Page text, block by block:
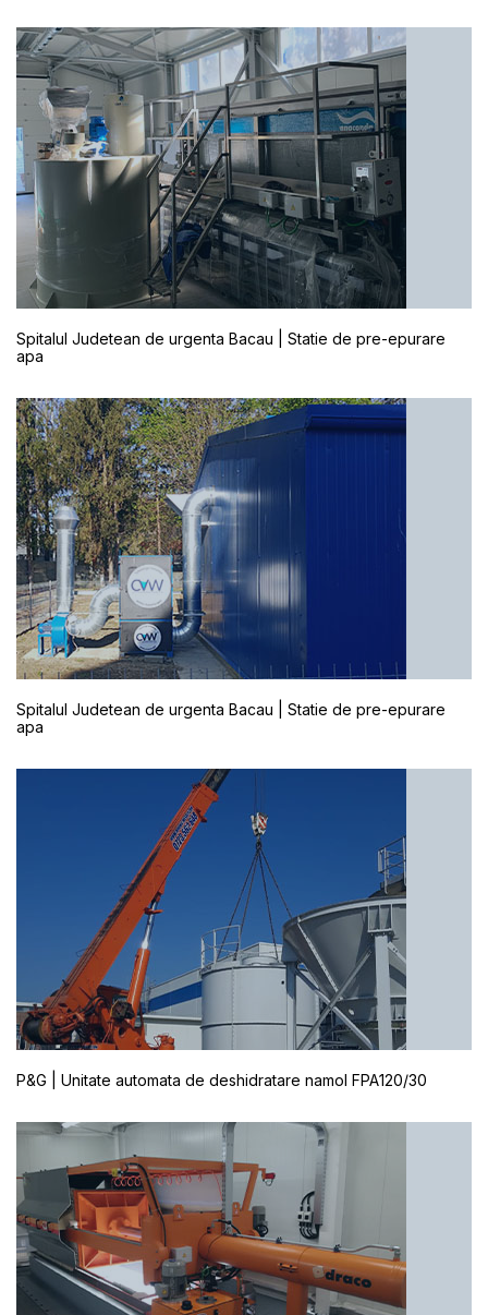
Spitalul Judetean de urgenta Bacau | Statie de pre-epurare
apa
Spitalul Judetean de urgenta Bacau | Statie de pre-epurare
apa
P&G | Unitate automata de deshidratare namol FPA120/30